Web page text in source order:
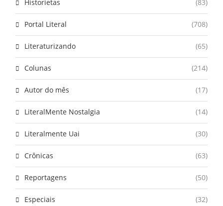
Historietas (83)
Portal Literal (708)
Literaturizando (65)
Colunas (214)
Autor do mês (17)
LiteralMente Nostalgia (14)
Literalmente Uai (30)
Crônicas (63)
Reportagens (50)
Especiais (32)